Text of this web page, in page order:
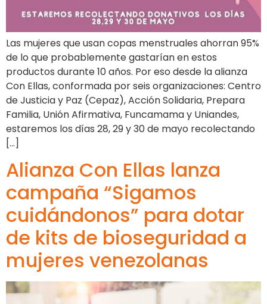
Las mujeres que usan copas menstruales ahorran 95%
de lo que probablemente gastarían en estos
productos durante 10 años. Por eso desde la alianza
Con Ellas, conformada por seis organizaciones: Centro
de Justicia y Paz (Cepaz), Acción Solidaria, Prepara
Familia, Unión Afirmativa, Funcamama y Uniandes,
estaremos los días 28, 29 y 30 de mayo recolectando
[…]
Alianza Con Ellas lanza
campaña “Sigamos
cuidándonos” para dotar
de kits de bioseguridad a
mujeres venezolanas